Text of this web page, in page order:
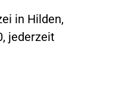
in Hilden,
jederzeit